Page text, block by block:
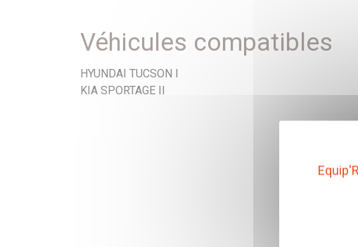
Véhicules compatibles
HYUNDAI TUCSON I
KIA SPORTAGE II